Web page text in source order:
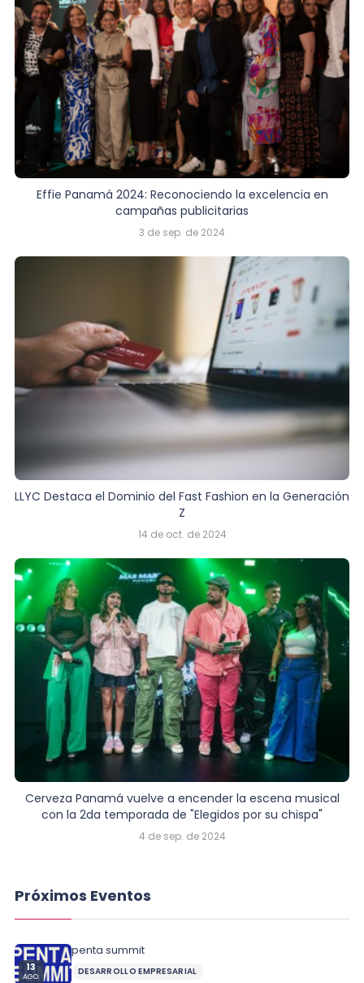
Effie Panamá 2024: Reconociendo la excelencia en
campañas publicitarias
3 de sep. de 2024
LLYC Destaca el Dominio del Fast Fashion en la Generación
Z
14 de oct. de 2024
Cerveza Panamá vuelve a encender la escena musical
con la 2da temporada de "Elegidos por su chispa"
4 de sep. de 2024
Próximos Eventos
13
AGO.
penta summit
DESARROLLO EMPRESARIAL